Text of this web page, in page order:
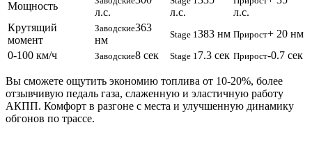
Мощность
л.с.
л.с.
л.с.
Крутящий
момент
Заводские363
нм
Stage 1 383 нм Прирост+ 20 нм
0-100 км/ч
Заводские8 сек Stage 1 7.3 сек Прирост-0.7 сек
Вы сможете ощутить экономию топлива от 10-20%, более
отзывчивую педаль газа, слаженную и эластичную работу
АКПП. Комфорт в разгоне с места и улучшенную динамику
обгонов по трассе.